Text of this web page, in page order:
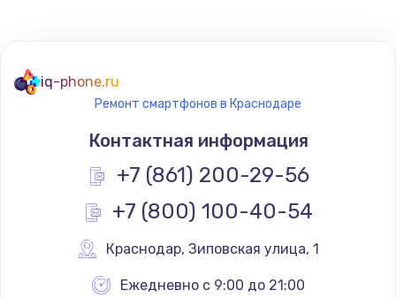
Ремонт микросхемы NFC
1100 руб.
Заказать
Замена разъема наушников
iq-phone.ru
Ремонт смартфонов в Краснодаре
Контактная информация
+7 (861) 200-29-56
+7 (800) 100-40-54
Краснодар, Зиповская улица, 1
Ежедневно с 9:00 до 21:00